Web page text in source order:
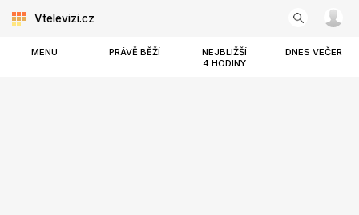
Vtelevizi.cz
MENU PRÁVĚ BĚŽÍ
NEJBLIŽŠÍ
4 HODINY
DNES VEČER